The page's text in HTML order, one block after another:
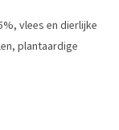
vlees en dierlijke
plantaardige